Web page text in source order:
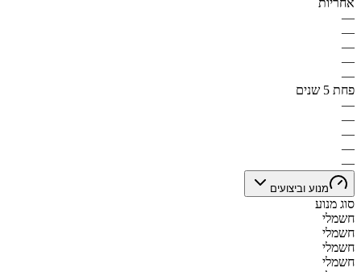
—
—
—
—
—
פחת 5 שנים
—
—
—
—
—
מנוע וביצועים
סוג מנוע
חשמלי
חשמלי
חשמלי
חשמלי